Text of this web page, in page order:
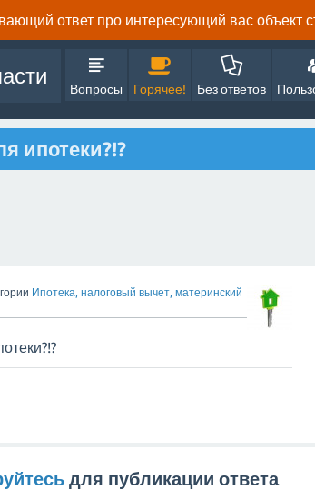
ответ про интересующий вас объект
Вопросы Горячее! Без ответов
ипотеки?!?
Ипотека, налоговый вычет, материнский
для публикации ответа